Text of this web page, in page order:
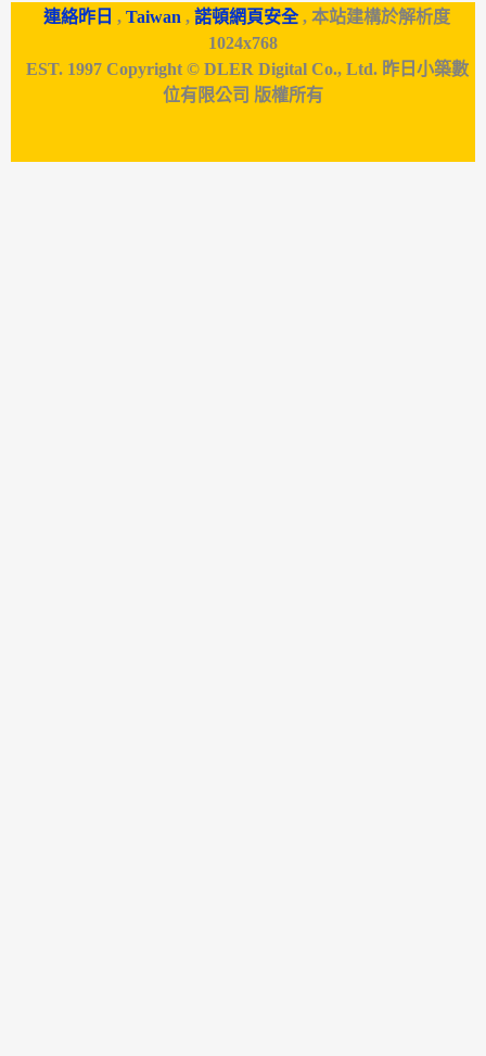
連絡昨日 , Taiwan , 諾頓網頁安全, 本站建構於解析度
1024x768
EST. 1997 Copyright © DLER Digital Co., Ltd. 昨日小築數
位有限公司 版權所有